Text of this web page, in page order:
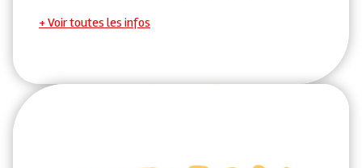
Voir toutes les infos